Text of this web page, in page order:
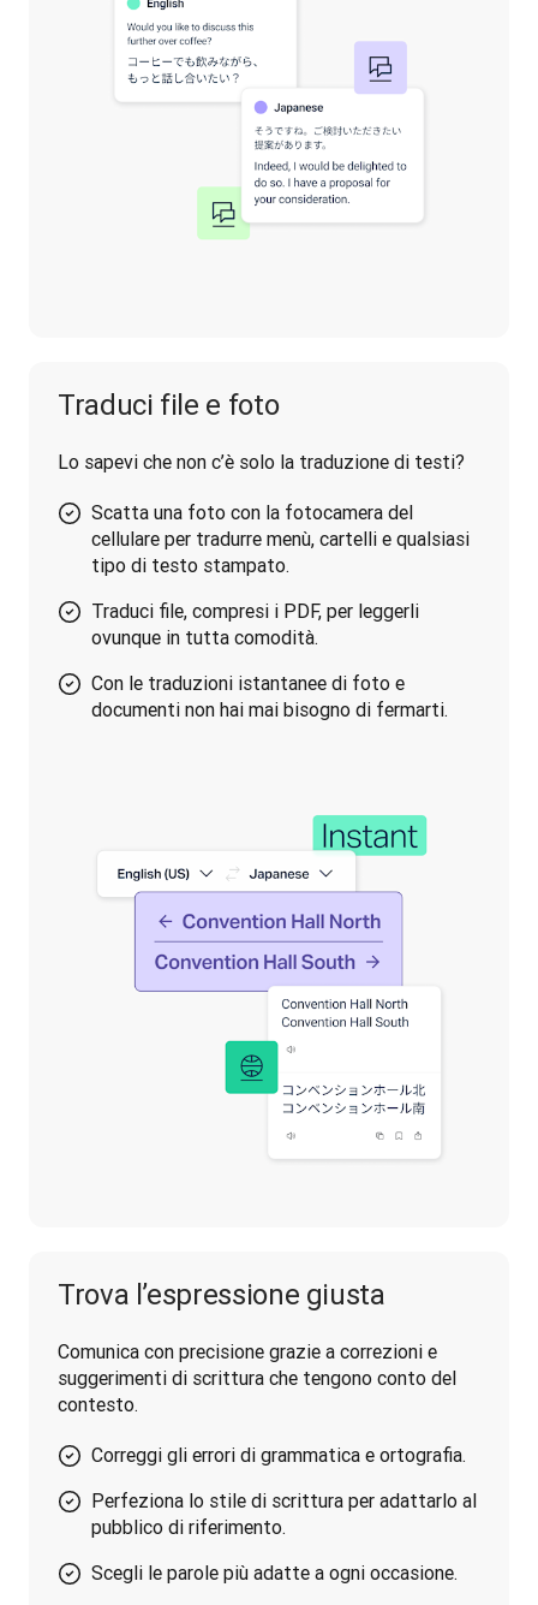
Traduci file e foto
Lo sapevi che non c’è solo la traduzione di testi?
Scatta una foto con la fotocamera del
cellulare per tradurre menù, cartelli e qualsiasi
tipo di testo stampato.
Traduci file, compresi i PDF, per leggerli
ovunque in tutta comodità.
Con le traduzioni istantanee di foto e
documenti non hai mai bisogno di fermarti.
Trova l’espressione giusta
Comunica con precisione grazie a correzioni e
suggerimenti di scrittura che tengono conto del
contesto.
Correggi gli errori di grammatica e ortografia.
Perfeziona lo stile di scrittura per adattarlo al
pubblico di riferimento.
Scegli le parole più adatte a ogni occasione.